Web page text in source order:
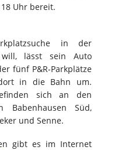
Uhr bereit.
in der
lässt sein Auto
fünf P&R-Parkplätze
in die Bahn um.
sich an den
Babenhausen Süd,
und Senne.
gibt es im Internet